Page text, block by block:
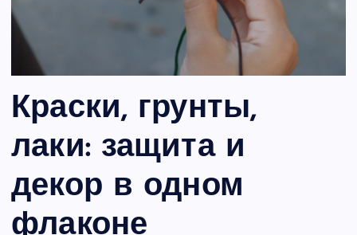
Краски, грунты,
лаки: защита и
декор в одном
флаконе